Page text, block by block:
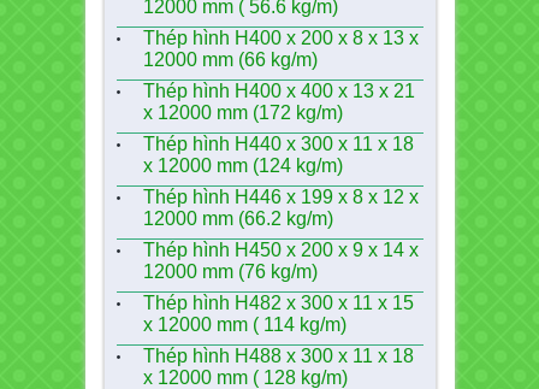
12000 mm ( 56.6 kg/m)
Thép hình H400 x 200 x 8 x 13 x
12000 mm (66 kg/m)
Thép hình H400 x 400 x 13 x 21
x 12000 mm (172 kg/m)
Thép hình H440 x 300 x 11 x 18
x 12000 mm (124 kg/m)
Thép hình H446 x 199 x 8 x 12 x
12000 mm (66.2 kg/m)
Thép hình H450 x 200 x 9 x 14 x
12000 mm (76 kg/m)
Thép hình H482 x 300 x 11 x 15
x 12000 mm ( 114 kg/m)
Thép hình H488 x 300 x 11 x 18
x 12000 mm ( 128 kg/m)